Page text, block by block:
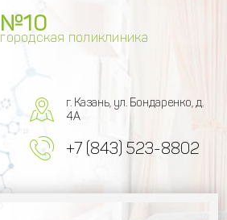
№10
городская поликлиника
г. Казань, ул. Бондаренко, д.
4А
+7 (843) 523-8802